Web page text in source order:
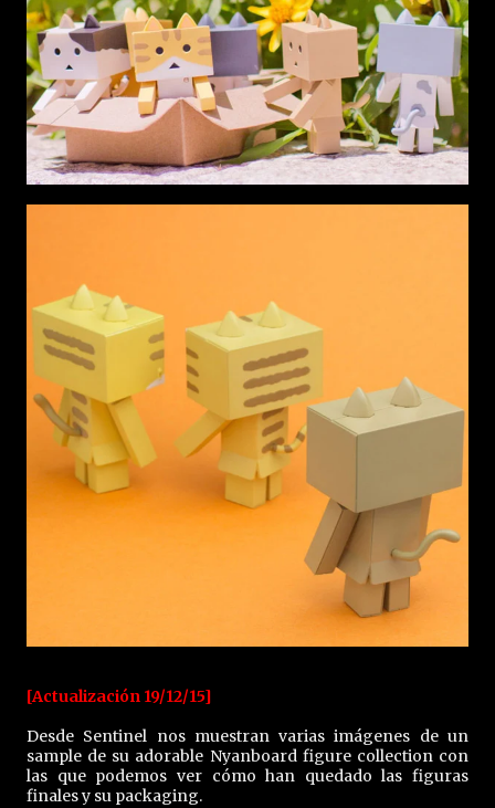
[Actualización 19/12/15]
Desde Sentinel nos muestran varias imágenes de un
sample de su adorable Nyanboard figure collection con
las que podemos ver cómo han quedado las figuras
finales y su packaging.